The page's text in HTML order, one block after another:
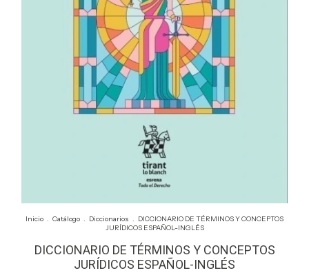
Inicio . Catálogo . Diccionarios . DICCIONARIO DE TÉRMINOS Y CONCEPTOS
JURÍDICOS ESPAÑOL-INGLÉS
DICCIONARIO DE TÉRMINOS Y CONCEPTOS
JURÍDICOS ESPAÑOL-INGLÉS